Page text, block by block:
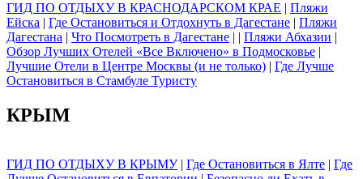
ГИД ПО ОТДЫХУ В КРАСНОДАРСКОМ КРАЕ | Пляжи
Ейска | Где Остановиться и Отдохнуть в Дагестане | Пляжи
Дагестана | Что Посмотреть в Дагестане | | Пляжи Абхазии |
Обзор Лучших Отелей «Все Включено» в Подмосковье |
Лучшие Отели в Центре Москвы (и не только) | Где Лучше
Остановиться в Стамбуле Туристу
КРЫМ
ГИД ПО ОТДЫХУ В КРЫМУ| Где Остановиться в Ялте | Где